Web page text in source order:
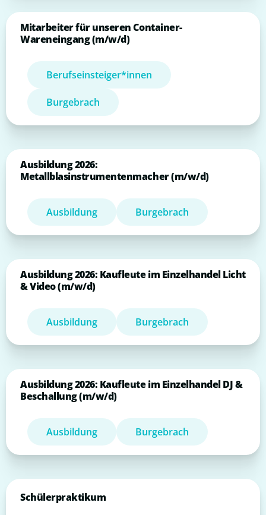
Mitarbeiter für unseren Container-
Wareneingang (m/w/d)
Berufseinsteiger*innen
Burgebrach
Ausbildung 2026:
Metallblasinstrumentenmacher (m/w/d)
Ausbildung Burgebrach
Ausbildung 2026: Kaufleute im Einzelhandel Licht
& Video (m/w/d)
Ausbildung Burgebrach
Ausbildung 2026: Kaufleute im Einzelhandel DJ &
Beschallung (m/w/d)
Ausbildung Burgebrach
Schülerpraktikum